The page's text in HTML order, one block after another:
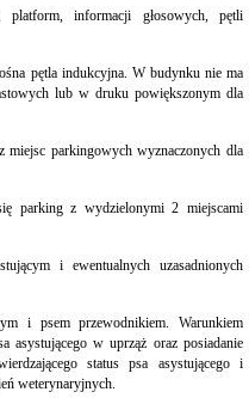
informacji głosowych, pętli
pętla indukcyjna. W budynku nie ma
lub w druku powiększonym dla
parkingowych wyznaczonych dla
parking z wydzielonymi 2 miejscami
i ewentualnych uzasadnionych
i psem przewodnikiem. Warunkiem
asystującego w uprząż oraz posiadanie
status psa asystującego i
weterynaryjnych.